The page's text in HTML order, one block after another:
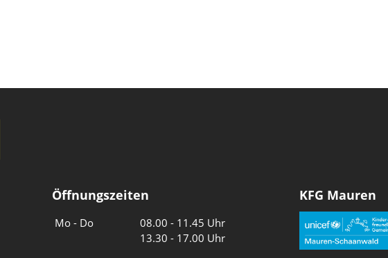
Öffnungszeiten
Mo - Do
08.00 - 11.45 Uhr
13.30 - 17.00 Uhr
KFG Mauren